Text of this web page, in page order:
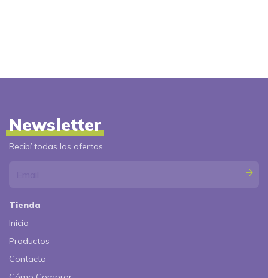
Newsletter
Recibí todas las ofertas
Tienda
Inicio
Productos
Contacto